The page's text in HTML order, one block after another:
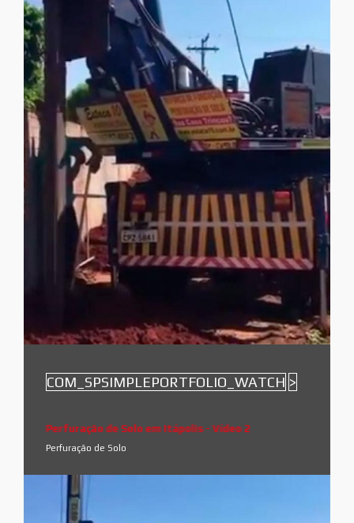
COM_SPSIMPLEPORTFOLIO_WATCH >
Perfuração de Solo em Itápolis - Vídeo 2
Perfuração de Solo